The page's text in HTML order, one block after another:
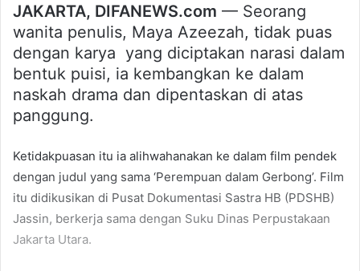
JAKARTA, DIFANEWS.com — Seorang
wanita penulis, Maya Azeezah, tidak puas
dengan karya yang diciptakan narasi dalam
bentuk puisi, ia kembangkan ke dalam
naskah drama dan dipentaskan di atas
panggung.
Ketidakpuasan itu ia alihwahanakan ke dalam film pendek
dengan judul yang sama ‘Perempuan dalam Gerbong’. Film
itu didikusikan di Pusat Dokumentasi Sastra HB (PDSHB)
Jassin, berkerja sama dengan Suku Dinas Perpustakaan
Jakarta Utara.